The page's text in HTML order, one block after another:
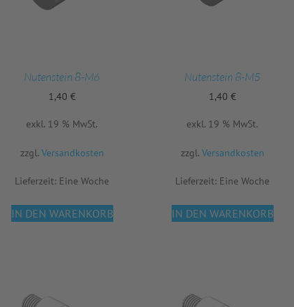
Nutenstein 8-M6
1,40 €
exkl. 19 % MwSt.
zzgl. Versandkosten
Lieferzeit: Eine Woche
IN DEN WARENKORB
Nutenstein 8-M5
1,40 €
exkl. 19 % MwSt.
zzgl. Versandkosten
Lieferzeit: Eine Woche
IN DEN WARENKORB